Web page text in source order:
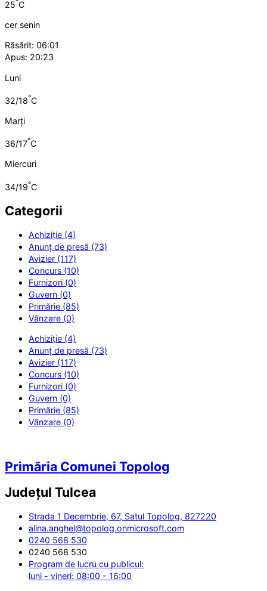
25 C
cer senin
Răsărit: 06:01
Apus: 20:23
Luni
32/18°C
Marți
36/17°C
Miercuri
34/19°C
Categorii
Achiziție (4)
Anunț de presă (73)
Avizier (117)
Concurs (10)
Furnizori (0)
Guvern (0)
Primărie (85)
Vânzare (0)
Achiziție (4)
Anunț de presă (73)
Avizier (117)
Concurs (10)
Furnizori (0)
Guvern (0)
Primărie (85)
Vânzare (0)
Primăria Comunei Topolog
Județul Tulcea
Strada 1 Decembrie, 67, Satul Topolog, 827220
alina.anghel@topolog.onmicrosoft.com
0240 568 530
0240 568 530
Program de lucru cu publicul:
luni - vineri: 08:00 - 16:00